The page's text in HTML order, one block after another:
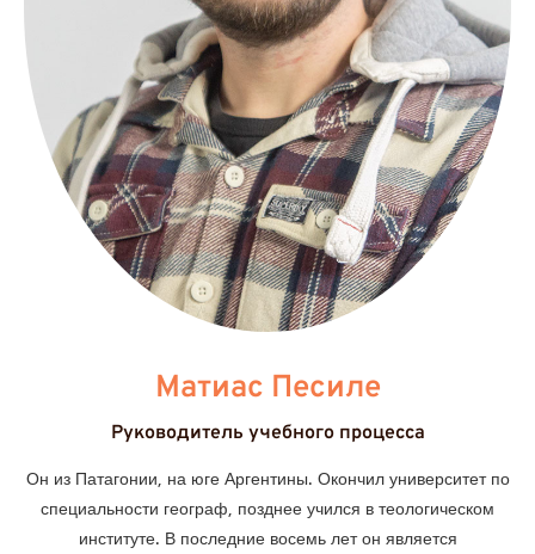
Матиас Песиле
Руководитель учебного процесса
Он из Патагонии, на юге Аргентины. Окончил университет по
специальности географ, позднее учился в теологическом
институте. В последние восемь лет он является